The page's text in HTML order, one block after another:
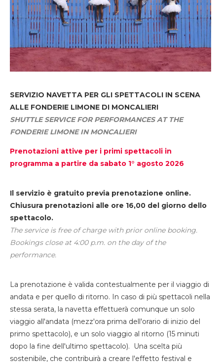
SERVIZIO NAVETTA PER GLI SPETTACOLI IN SCENA
ALLE FONDERIE LIMONE DI MONCALIERI
SHUTTLE SERVICE FOR PERFORMANCES AT THE
FONDERIE LIMONE IN MONCALIERI
Prenotazioni attive per i primi spettacoli in
programma a partire da sabato 1° agosto 2026
Il servizio è gratuito previa prenotazione online.
Chiusura prenotazioni alle ore 16,00 del giorno dello
spettacolo.
The service is free of charge with prior online booking.
Bookings close at 4:00 p.m. on the day of the
performance.
La prenotazione è valida contestualmente per il viaggio di
andata e per quello di ritorno. In caso di più spettacoli nella
stessa serata, la navetta effettuerà comunque un solo
viaggio all'andata (mezz'ora prima dell'orario di inizio del
primo spettacolo), e un solo viaggio al ritorno (15 minuti
dopo la fine dell'ultimo spettacolo). Una scelta più
sostenibile, che contribuirà a creare l'effetto festival e